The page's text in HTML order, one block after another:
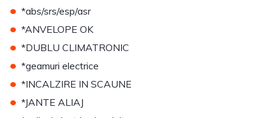
• *abs/srs/esp/asr
• *ANVELOPE OK
• *DUBLU CLIMATRONIC
• *geamuri electrice
• *INCALZIRE IN SCAUNE
• *JANTE ALIAJ